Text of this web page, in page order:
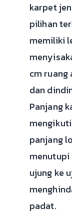
karpet
pilihan
memiliki
cm
dan
Panjang
panjang
ujung ke
padat.